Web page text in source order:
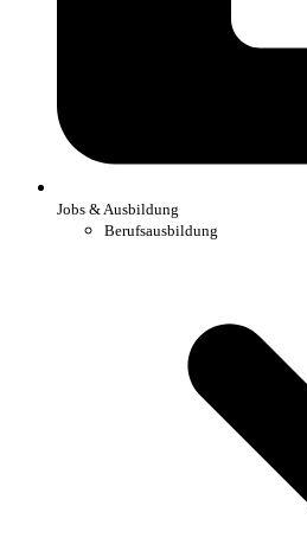
Jobs & Ausbildung
Berufsausbildung